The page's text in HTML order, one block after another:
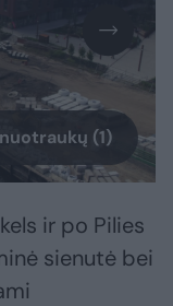
(1)
ir po Pilies
sienutė bei